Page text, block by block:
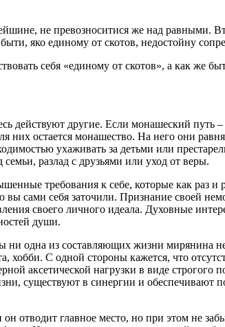
не превозноситися же над равными.
яко единому от скотов, недостойну
себя «единому от скотов», а как же
действуют другие. Если монашеский путь –
них остается монашество. На него они
ухаживать за детьми или
разлад с друзьями или уход от веры.
требования к себе, которые как раз
вы сами себя заточили. Признание своей
своего личного идеала. Духовные
души.
ни одна из составляющих жизни мирянина
хобби. С одной стороны кажется, что
аксетической нагрузки в виде строгого
существуют в синергии и обеспечивают
отводит главное место, но при этом не